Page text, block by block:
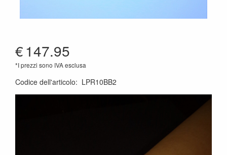
€147.95
*I prezzi sono IVA esclusa
Codice dell'articolo: LPR10BB2